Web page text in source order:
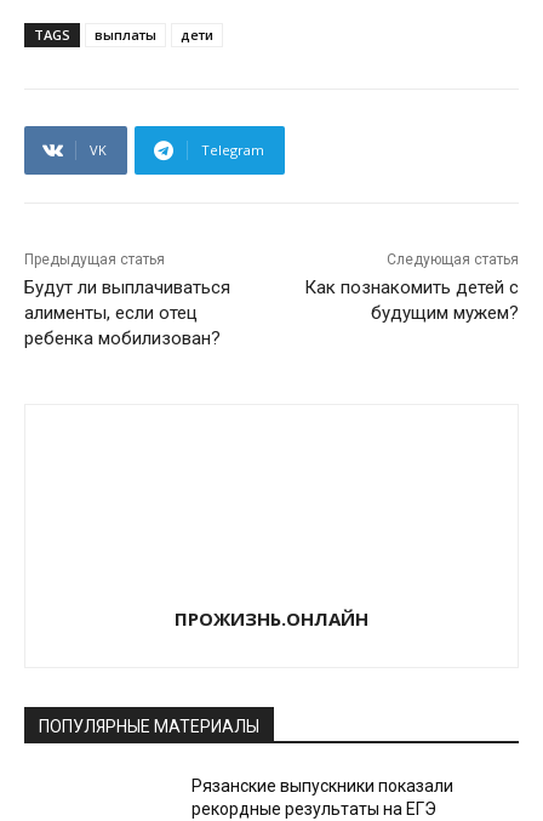
TAGS выплаты дети
VK Telegram
Предыдущая статья
Будут ли выплачиваться
алименты, если отец
ребенка мобилизован?
Следующая статья
Как познакомить детей с
будущим мужем?
ПРОЖИЗНЬ.ОНЛАЙН
ПОПУЛЯРНЫЕ МАТЕРИАЛЫ
Рязанские выпускники показали
рекордные результаты на ЕГЭ